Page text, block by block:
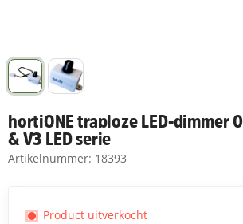
hortiONE traploze LED-dimmer
& V3 LED serie
Artikelnummer: 18393
Product uitverkocht